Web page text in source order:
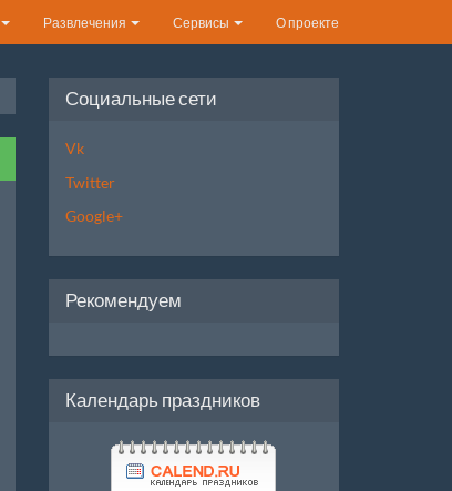
Развлечения Сервисы О проекте
Социальные сети
Vk
Twitter
Google+
Рекомендуем
Календарь праздников